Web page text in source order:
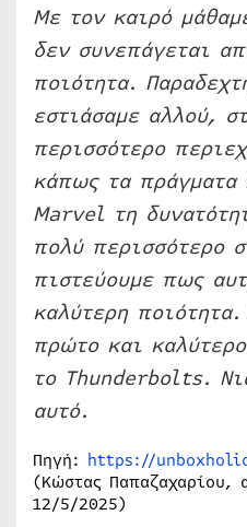
Με τον καιρό
δεν συνεπάγεται
ποιότητα.
εστιάσαμε αλλού,
περισσότερο
κάπως τα πράγματα
Marvel τη
πολύ περισσότερο
πιστεύουμε πως
καλύτερη
πρώτο και
το Thunderbolts.
αυτό.
Πηγή: https://
(Κώστας Παπαζαχαρίου,
12/5/2025)